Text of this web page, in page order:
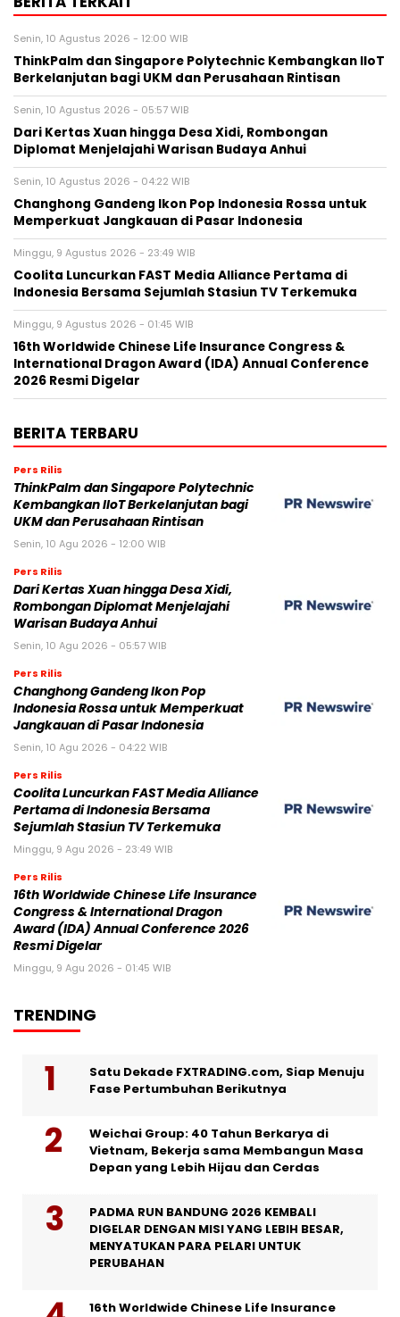
Senin, 10 Agustus 2026 - 12:00 WIB
ThinkPalm dan Singapore Polytechnic Kembangkan IIoT
Berkelanjutan bagi UKM dan Perusahaan Rintisan
Senin, 10 Agustus 2026 - 05:57 WIB
Dari Kertas Xuan hingga Desa Xidi, Rombongan
Diplomat Menjelajahi Warisan Budaya Anhui
Senin, 10 Agustus 2026 - 04:22 WIB
Changhong Gandeng Ikon Pop Indonesia Rossa untuk
Memperkuat Jangkauan di Pasar Indonesia
Minggu, 9 Agustus 2026 - 23:49 WIB
Coolita Luncurkan FAST Media Alliance Pertama di
Indonesia Bersama Sejumlah Stasiun TV Terkemuka
Minggu, 9 Agustus 2026 - 01:45 WIB
16th Worldwide Chinese Life Insurance Congress &
International Dragon Award (IDA) Annual Conference
2026 Resmi Digelar
BERITA TERBARU
Pers Rilis
ThinkPalm dan Singapore Polytechnic
Kembangkan IIoT Berkelanjutan bagi
UKM dan Perusahaan Rintisan
Senin, 10 Agu 2026 - 12:00 WIB
Pers Rilis
Dari Kertas Xuan hingga Desa Xidi,
Rombongan Diplomat Menjelajahi
Warisan Budaya Anhui
Senin, 10 Agu 2026 - 05:57 WIB
Pers Rilis
Changhong Gandeng Ikon Pop
Indonesia Rossa untuk Memperkuat
Jangkauan di Pasar Indonesia
Senin, 10 Agu 2026 - 04:22 WIB
Pers Rilis
Coolita Luncurkan FAST Media Alliance
Pertama di Indonesia Bersama
Sejumlah Stasiun TV Terkemuka
Minggu, 9 Agu 2026 - 23:49 WIB
Pers Rilis
16th Worldwide Chinese Life Insurance
Congress & International Dragon
Award (IDA) Annual Conference 2026
Resmi Digelar
Minggu, 9 Agu 2026 - 01:45 WIB
TRENDING
Satu Dekade FXTRADING.com, Siap Menuju
Fase Pertumbuhan Berikutnya
Weichai Group: 40 Tahun Berkarya di
Vietnam, Bekerja sama Membangun Masa
Depan yang Lebih Hijau dan Cerdas
PADMA RUN BANDUNG 2026 KEMBALI
DIGELAR DENGAN MISI YANG LEBIH BESAR,
MENYATUKAN PARA PELARI UNTUK
PERUBAHAN
16th Worldwide Chinese Life Insurance